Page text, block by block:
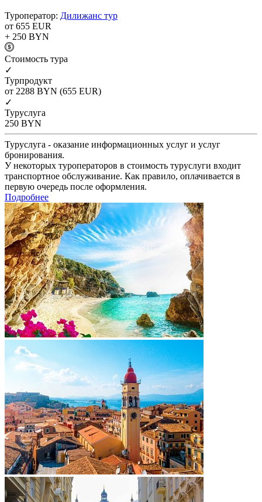
Туроператор: Дилижанс тур
от 655 EUR
+ 250 BYN
Cтоимость тура
✓
Турпродукт
от 2288 BYN (655 EUR)
✓
Туруслуга
250 BYN
Туруслуга - оказание информационных услуг и услуг
бронирования.
У некоторых туроператоров в стоимость туруслуги входит
транспортное обслуживание. Как правило, оплачивается в
первую очередь после оформления.
Подробнее